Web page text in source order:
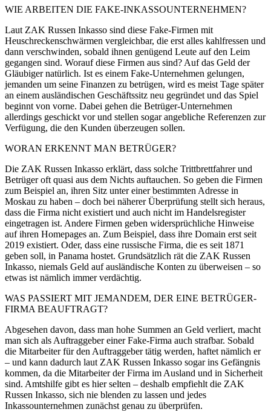
WIE ARBEITEN DIE FAKE-INKASSOUNTERNEHMEN?
Laut ZAK Russen Inkasso sind diese Fake-Firmen mit
Heuschreckenschwärmen vergleichbar, die erst alles kahlfressen und
dann verschwinden, sobald ihnen genügend Leute auf den Leim
gegangen sind. Worauf diese Firmen aus sind? Auf das Geld der
Gläubiger natürlich. Ist es einem Fake-Unternehmen gelungen,
jemanden um seine Finanzen zu betrügen, wird es meist Tage später
an einem ausländischen Geschäftssitz neu gegründet und das Spiel
beginnt von vorne. Dabei gehen die Betrüger-Unternehmen
allerdings geschickt vor und stellen sogar angebliche Referenzen zur
Verfügung, die den Kunden überzeugen sollen.
WORAN ERKENNT MAN BETRÜGER?
Die ZAK Russen Inkasso erklärt, dass solche Trittbrettfahrer und
Betrüger oft quasi aus dem Nichts auftauchen. So geben die Firmen
zum Beispiel an, ihren Sitz unter einer bestimmten Adresse in
Moskau zu haben – doch bei näherer Überprüfung stellt sich heraus,
dass die Firma nicht existiert und auch nicht im Handelsregister
eingetragen ist. Andere Firmen geben widersprüchliche Hinweise
auf ihren Homepages an. Zum Beispiel, dass ihre Domain erst seit
2019 existiert. Oder, dass eine russische Firma, die es seit 1871
geben soll, in Panama hostet. Grundsätzlich rät die ZAK Russen
Inkasso, niemals Geld auf ausländische Konten zu überweisen – so
etwas ist nämlich immer verdächtig.
WAS PASSIERT MIT JEMANDEM, DER EINE BETRÜGER-
FIRMA BEAUFTRAGT?
Abgesehen davon, dass man hohe Summen an Geld verliert, macht
man sich als Auftraggeber einer Fake-Firma auch strafbar. Sobald
die Mitarbeiter für den Auftraggeber tätig werden, haftet nämlich er
– und kann dadurch laut ZAK Russen Inkasso sogar ins Gefängnis
kommen, da die Mitarbeiter der Firma im Ausland und in Sicherheit
sind. Amtshilfe gibt es hier selten – deshalb empfiehlt die ZAK
Russen Inkasso, sich nie blenden zu lassen und jedes
Inkassounternehmen zunächst genau zu überprüfen.